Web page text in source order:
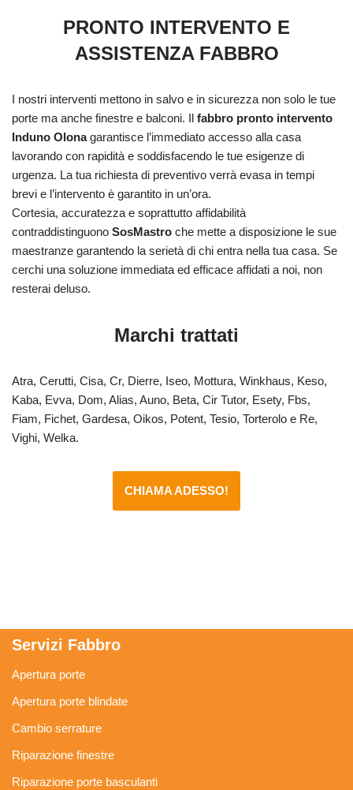
PRONTO INTERVENTO E
ASSISTENZA FABBRO
I nostri interventi mettono in salvo e in sicurezza non solo le tue
porte ma anche finestre e balconi. Il fabbro pronto intervento
Induno Olonagarantisce l’immediato accesso alla casa
lavorando con rapidità e soddisfacendo le tue esigenze di
urgenza. La tua richiesta di preventivo verrà evasa in tempi
brevi e l’intervento è garantito in un’ora.
Cortesia, accuratezza e soprattutto affidabilità
contraddistinguono SosMastro che mette a disposizione le sue
maestranze garantendo la serietà di chi entra nella tua casa. Se
cerchi una soluzione immediata ed efficace affidati a noi, non
resterai deluso.
Marchi trattati
Atra, Cerutti, Cisa, Cr, Dierre, Iseo, Mottura, Winkhaus, Keso,
Kaba, Evva, Dom, Alias, Auno, Beta, Cir Tutor, Esety, Fbs,
Fiam, Fichet, Gardesa, Oikos, Potent, Tesio, Torterolo e Re,
Vighi, Welka.
CHIAMA ADESSO!
Servizi Fabbro
Apertura porte
Apertura porte blindate
Cambio serrature
Riparazione finestre
Riparazione porte basculanti